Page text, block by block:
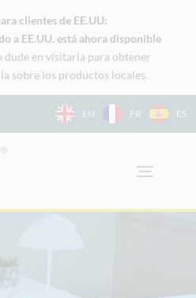
clientes de EE.UU:
a EE.UU. está ahora disponible
dude en visitarla para obtener
sobre los productos locales.
EN FR ES